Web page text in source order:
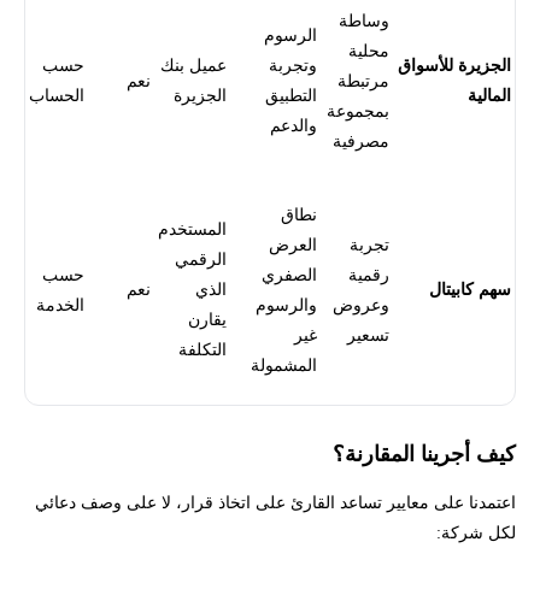
الجزيرة للأسواق
المالية
وساطة
محلية
مرتبطة
بمجموعة
مصرفية
الرسوم
وتجربة
التطبيق
والدعم
عميل بنك
الجزيرة
نعم
حسب
الحساب
سهم كابيتال
تجربة
رقمية
وعروض
تسعير
نطاق
العرض
الصفري
والرسوم
غير
المشمولة
المستخدم
الرقمي
الذي
يقارن
التكلفة
نعم
حسب
الخدمة
كيف أجرينا المقارنة؟
اعتمدنا على معايير تساعد القارئ على اتخاذ قرار، لا على وصف دعائي
لكل شركة: